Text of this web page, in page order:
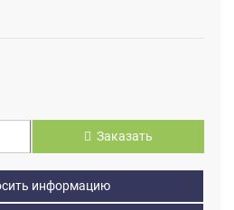
Заказать
информацию